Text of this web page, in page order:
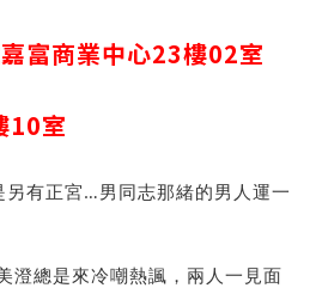
富商業中心23樓02室
10室
有正宮…男同志那緒的男人運一
澄總是來冷嘲熱諷，兩人一見面